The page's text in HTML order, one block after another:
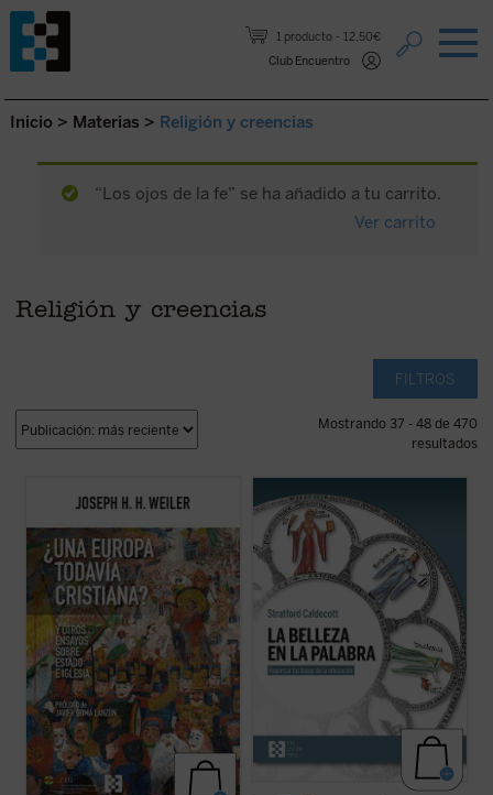
1 producto
12,50€
Club Encuentro
Saltar al contenido.
Inicio > Materias > Religión y creencias
“Los ojos de la fe” se ha añadido a tu carrito.
Ver carrito
Religión y creencias
FILTROS
Mostrando 37 - 48 de 470
resultados
más que un decorado para bodas
Pero, ¿qué implica esta amnesia para
Europa?
¿Una Europa todavía cristiana?
invita al lector a replantearse el ...
La Belleza en la Palabra
contribución única para devolver la
realidad al centro del aprendizaje. A los
interrogantes ¿qué es una buena
educación? o ¿para qué sirve?, Stratford
Caldecott ensaya una respuesta arrojando
una nueva ...(ver ficha)